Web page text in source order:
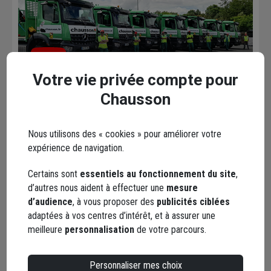
Loading...
Les services dans votre
agence
Votre vie privée compte pour
Chausson
Nous utilisons des « cookies » pour améliorer votre
expérience de navigation.
Certains sont essentiels au fonctionnement du site,
d’autres nous aident à effectuer une mesure
d’audience, à vous proposer des publicités ciblées
adaptées à vos centres d’intérêt, et à assurer une
meilleure personnalisation de votre parcours.
Personnaliser mes choix